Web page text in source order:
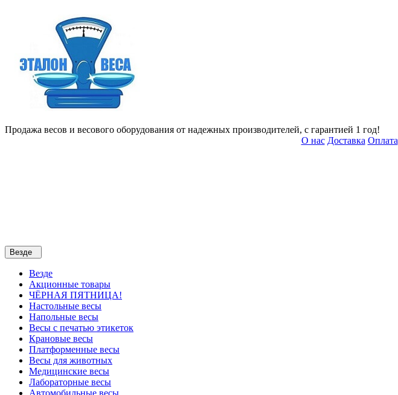
Продажа весов и весового оборудования от надежных производителей, с гарантией 1 год!
О нас Доставка Оплата
Везде
Везде
Акционные товары
ЧЁРНАЯ ПЯТНИЦА!
Настольные весы
Напольные весы
Весы с печатью этикеток
Крановые весы
Платформенные весы
Весы для животных
Медицинские весы
Лабораторные весы
Автомобильные весы